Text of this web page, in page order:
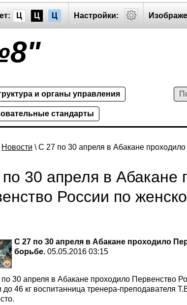
Ц Ц Ц Настройки:
и органы управления
стандарты
Новости \ С 27 по 30 апреля в Абакане
30 апреля в Абакане
России по
С 27 по 30 апреля в Абакане проходило
борьбе. 05.05.2016 03:15
апреля в Абакане проходило Первенство
до 46 кг воспитанница тренера-преподавателя